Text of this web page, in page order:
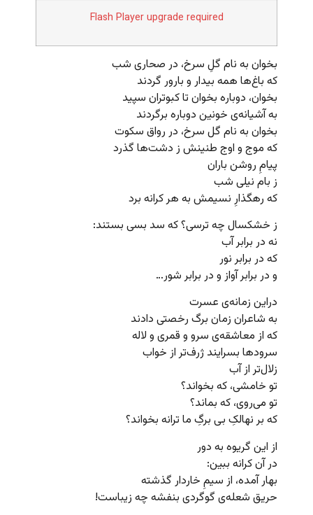
Flash Player upgrade required
بخوان به نام گلِ سرخ، در صحاری شب
که باغ‌ها همه بیدار و بارور گردند
بخوان، دوباره بخوان تا کبوتران سپید
به آشیانه‌ی خونین دوباره برگردند
بخوان به نام گل سرخ، در رواق سکوت
که موج و اوج طنینش ز دشت‌ها گذرد
پیامِ روشن باران
ز بام نیلی شب
که رهگذارِ نسیمش به هر کرانه برد
ز خشکسال چه ترسی؟ که سد بسی بستند:
نه در برابر آب
که در برابر نور
و در برابر آواز و در برابر شور…
دراین زمانه‌ی عسرت
به شاعران زمان برگ رخصتی دادند
که از معاشقه‌ی سرو و قمری و لاله
سرودها بسرایند ژرف‌تر از خواب
زلال‌تر از آب
تو خامشی، که بخواند؟
تو می‌روی، که بماند؟
که بر نهالکِ بی برگِ ما ترانه بخواند؟
از این گریوه به دور
در آن کرانه ببین:
بهار آمده، از سیمِ خاردار گذشته
حریق شعله‌ی گوگردی بنفشه چه زیباست!